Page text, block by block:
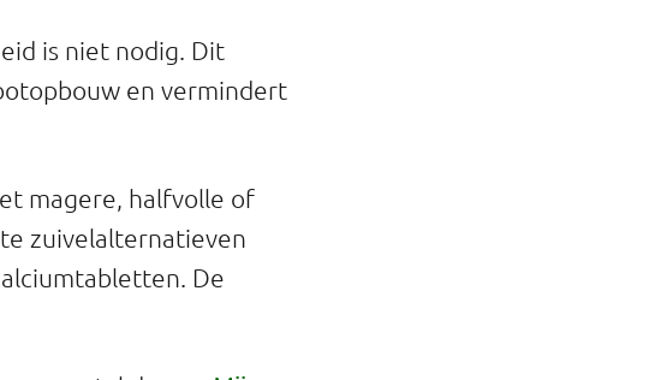
is niet nodig. Dit
en vermindert
magere, halfvolle of
zuivelalternatieven
De